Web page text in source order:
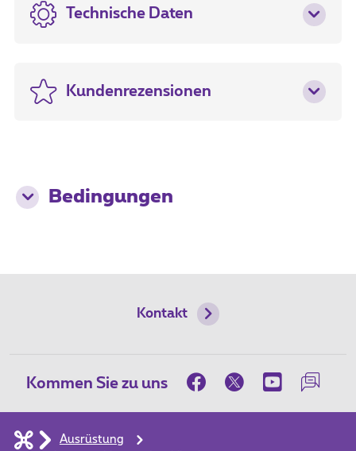
Technische Daten
Kundenrezensionen
Bedingungen
Kontakt
Kommen Sie zu uns
Ausrüstung